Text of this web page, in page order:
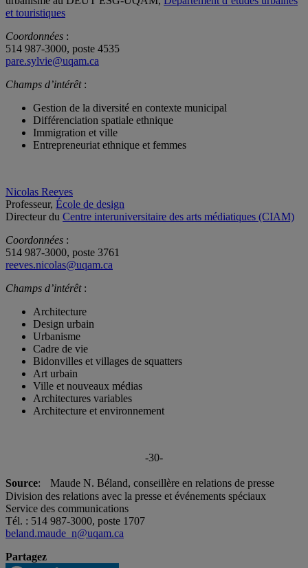
et touristiques
Coordonnées :
514 987-3000, poste 4535
pare.sylvie@uqam.ca
Champs d’intérêt:
Gestion de la diversité en contexte municipal
Différenciation spatiale ethnique
Immigration et ville
Entrepreneuriat ethnique et femmes
Nicolas Reeves
Professeur, École de design
Directeur du Centre interuniversitaire des arts médiatiques (CIAM)
Coordonnées :
514 987-3000, poste 3761
reeves.nicolas@uqam.ca
Champs d’intérêt:
Architecture
Design urbain
Urbanisme
Cadre de vie
Bidonvilles et villages de squatters
Art urbain
Ville et nouveaux médias
Architectures variables
Architecture et environnement
-30-
Source: Maude N. Béland, conseillère en relations de presse
Division des relations avec la presse et événements spéciaux
Service des communications
Tél. : 514 987-3000, poste 1707
beland.maude_n@uqam.ca
Partagez